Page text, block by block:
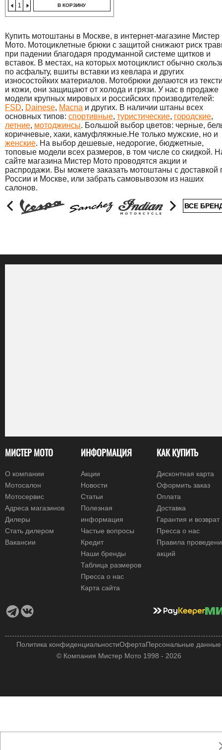
В КОРЗИНУ
Купить мотоштаны в Москве, в интернет-магазине Мистер
Мото. Мотоциклетные брюки с защитой снижают риск
при падении благодаря продуманной системе щитков и
вставок. В местах, на которых мотоциклист обычно
по асфальту, вшиты вставки из кевлара и других
износостойких материалов. Мотобрюки делаются из
и кожи, они защищают от холода и грязи. У нас в продаже
модели крупных мировых и российских производителей:
FSD, Dainese, Macna и других. В наличии штаны всех
основных типов: спортивные, туристические, городские,
летние, мотоджинсы. Большой выбор цветов: черные,
коричневые, хаки, камуфляжные.Не только мужские, но и
женские. На выбор дешевые, недорогие, бюджетные,
топовые модели всех размеров, в том числе со скидкой.
сайте магазина Мистер Мото проводятся акции и
распродажи. Вы можете заказать мотоштаны с доставкой
России и Москве, или забрать самовывозом из наших
салонов.
ВСЕ
МИСТЕР МОТО
О компании
Мотосалон
Мотосервис
Адреса магазинов
Дилеры
Стать дилером
Вакансии
ИНФОРМАЦИЯ
Акции
Новости
Статьи
Полезная
информация
Частые вопросы
Кредит
Наши бренды
Таблица размеров
Пресса о нас
Карта сайта
КАК КУПИТЬ
Дисконтная карта
Оформить заказ
Оплата
Доставка
Гарантия и возврат
Пресса о нас
Правила
акций
© Компания Мистер Мото 1998 - 2026
Политика конфиденциальностиОфертаПерсональные данные